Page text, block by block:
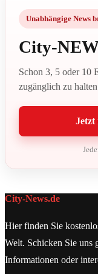
Unabhängige News
City-
Schon 3, 5 oder 10
zugänglich zu
Jetzt
City-News.de
Hier finden Sie
Welt. Schicken Sie uns
Informationen oder